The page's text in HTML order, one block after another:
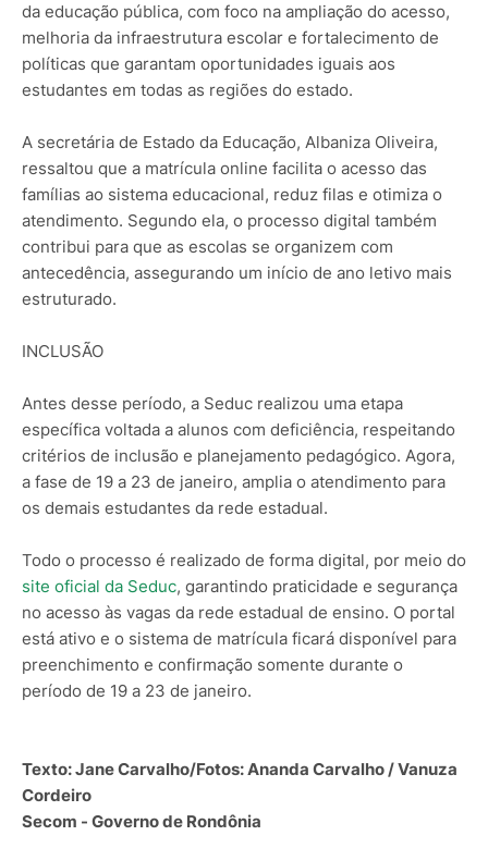
da educação pública, com foco na ampliação do acesso,
melhoria da infraestrutura escolar e fortalecimento de
políticas que garantam oportunidades iguais aos
estudantes em todas as regiões do estado.
A secretária de Estado da Educação, Albaniza Oliveira,
ressaltou que a matrícula online facilita o acesso das
famílias ao sistema educacional, reduz filas e otimiza o
atendimento. Segundo ela, o processo digital também
contribui para que as escolas se organizem com
antecedência, assegurando um início de ano letivo mais
estruturado.
INCLUSÃO
Antes desse período, a Seduc realizou uma etapa
específica voltada a alunos com deficiência, respeitando
critérios de inclusão e planejamento pedagógico. Agora,
a fase de 19 a 23 de janeiro, amplia o atendimento para
os demais estudantes da rede estadual.
Todo o processo é realizado de forma digital, por meio do
site oficial da Seduc, garantindo praticidade e segurança
no acesso às vagas da rede estadual de ensino. O portal
está ativo e o sistema de matrícula ficará disponível para
preenchimento e confirmação somente durante o
período de 19 a 23 de janeiro.
Texto: Jane Carvalho/Fotos: Ananda Carvalho / Vanuza
Cordeiro
Secom - Governo de Rondônia